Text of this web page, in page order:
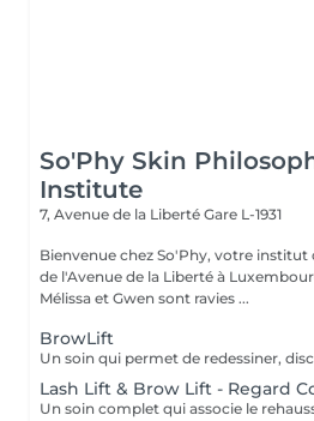
So'Phy Skin
Institute
7, Avenue de la Liberté Gare L-1931
Bienvenue chez So'Phy, votre institut
de l'Avenue de la Liberté à Luxembourg. Sophie,
Mélissa et Gwen sont ravies ...
BrowLift
Lash Lift & Brow Lift - Regard